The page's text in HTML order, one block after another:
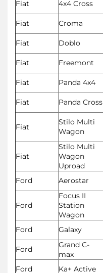
Fiat
4x4 Cross
Fiat
Croma
Fiat
Doblo
Fiat
Freemont
Fiat
Panda 4x4
Fiat
Panda Cross
Fiat
Stilo Multi
Wagon
Fiat
Stilo Multi
Wagon
Uproad
Ford
Aerostar
Ford
Focus II
Station
Wagon
Ford
Galaxy
Ford
Grand C-
max
Ford
Ka+ Active